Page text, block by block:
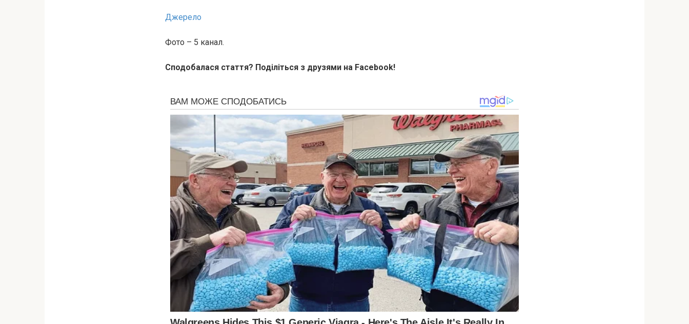
Джерело
Фото – 5 канал.
Сподобалася стаття? Поділіться з друзями на Facebook!